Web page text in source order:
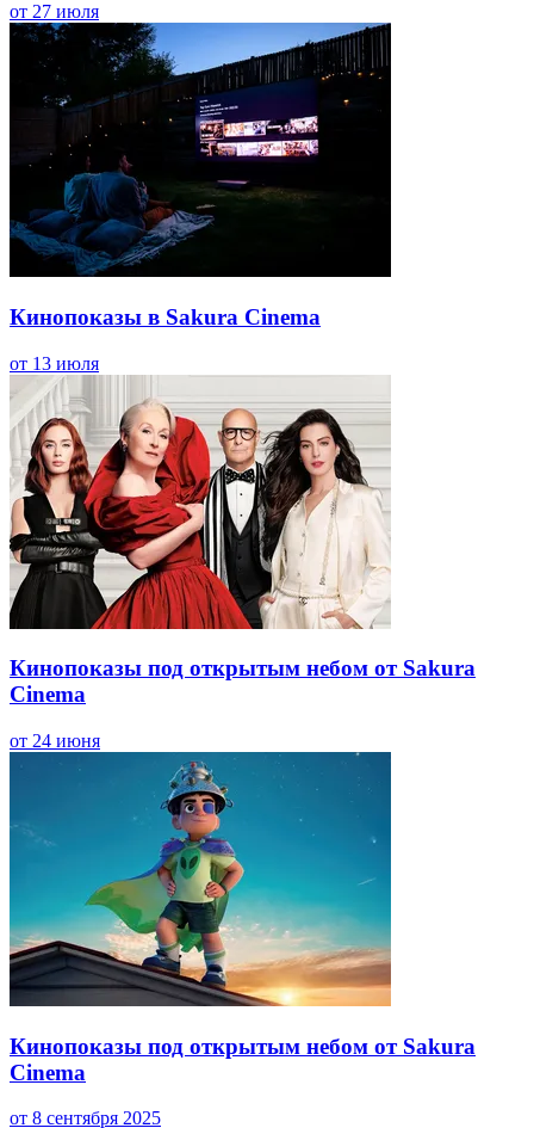
от 27 июля
Кинопоказы в Sakura Cinema
от 13 июля
Кинопоказы под открытым небом от Sakura
Cinema
от 24 июня
Кинопоказы под открытым небом от Sakura
Cinema
от 8 сентября 2025